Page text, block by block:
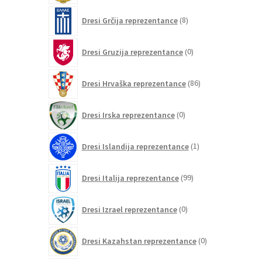
Dresi Grčija reprezentance 8izdelkov
Dresi Gruzija reprezentance 0izdelkov
Dresi Hrvaška reprezentance 86izdelkov
Dresi Irska reprezentance 0izdelkov
Dresi Islandija reprezentance 1izdelek
Dresi Italija reprezentance 99izdelkov
Dresi Izrael reprezentance 0izdelkov
Dresi Kazahstan reprezentance 0izdelkov